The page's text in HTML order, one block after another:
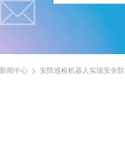
新闻中心 安防巡检机器人实现安全